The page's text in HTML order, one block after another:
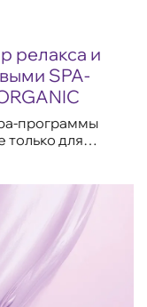
релакса и
SPA-
программы
только для
н...